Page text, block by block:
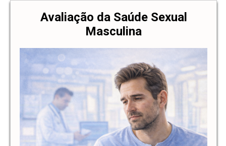
Avaliação da Saúde Sexual
Masculina